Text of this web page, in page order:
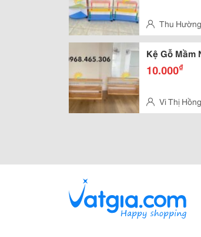
Thu Hường
Hóc Môn,
Kệ Gỗ Mầm
10.000₫
Vi Thị